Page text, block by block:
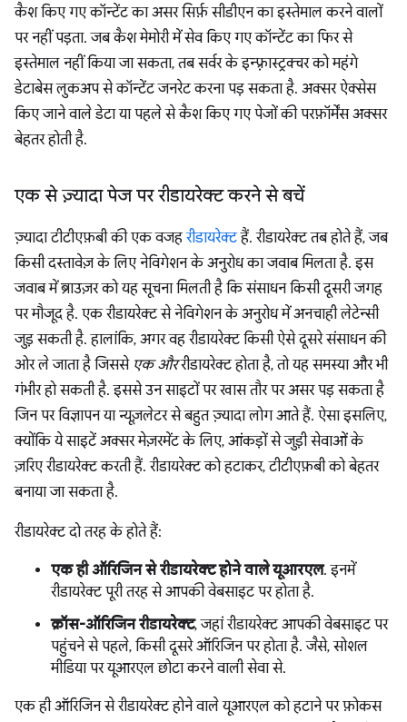
कैश किए गए कॉन्टेंट का असर सिर्फ़ सीडीएन का इस्तेमाल करने वालों
पर नहीं पड़ता. जब कैश मेमोरी में सेव किए गए कॉन्टेंट का फिर से
इस्तेमाल नहीं किया जा सकता, तब सर्वर के इन्फ़्रास्ट्रक्चर को महंगे
डेटाबेस लुकअप से कॉन्टेंट जनरेट करना पड़ सकता है. अक्सर ऐक्सेस
किए जाने वाले डेटा या पहले से कैश किए गए पेजों की परफ़ॉर्मेंस अक्सर
बेहतर होती है.
एक से ज़्यादा पेज पर रीडायरेक्ट करने से बचें
ज़्यादा टीटीएफ़बी की एक वजहरीडायरेक्टहैं. रीडायरेक्ट तब होते हैं, जब
किसी दस्तावेज़ के लिए नेविगेशन के अनुरोध का जवाब मिलता है. इस
जवाब में ब्राउज़र को यह सूचना मिलती है कि संसाधन किसी दूसरी जगह
पर मौजूद है. एक रीडायरेक्ट से नेविगेशन के अनुरोध में अनचाही लेटेन्सी
जुड़ सकती है. हालांकि, अगर वह रीडायरेक्ट किसी ऐसे दूसरे संसाधन की
ओर ले जाता है जिससे एक औररीडायरेक्ट होता है, तो यह समस्या और भी
गंभीर हो सकती है. इससे उन साइटों पर खास तौर पर असर पड़ सकता है
जिन पर विज्ञापन या न्यूज़लेटर से बहुत ज़्यादा लोग आते हैं. ऐसा इसलिए,
क्योंकि ये साइटें अक्सर मेज़रमेंट के लिए, आंकड़ों से जुड़ी सेवाओं के
ज़रिए रीडायरेक्ट करती हैं. रीडायरेक्ट को हटाकर, टीटीएफ़बी को बेहतर
बनाया जा सकता है.
रीडायरेक्ट दो तरह के होते हैं:
एक ही ऑरिजिन से रीडायरेक्ट होने वाले यूआरएल. इनमें
रीडायरेक्ट पूरी तरह से आपकी वेबसाइट पर होता है.
क्रॉस-ऑरिजिन रीडायरेक्ट, जहां रीडायरेक्ट आपकी वेबसाइट पर
पहुंचने से पहले, किसी दूसरे ऑरिजिन पर होता है. जैसे, सोशल
मीडिया पर यूआरएल छोटा करने वाली सेवा से.
एक ही ऑरिजिन से रीडायरेक्ट होने वाले यूआरएल को हटाने पर फ़ोकस